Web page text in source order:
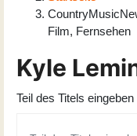
Film, Fernsehen
Kyle
Teil des Titels eingeben